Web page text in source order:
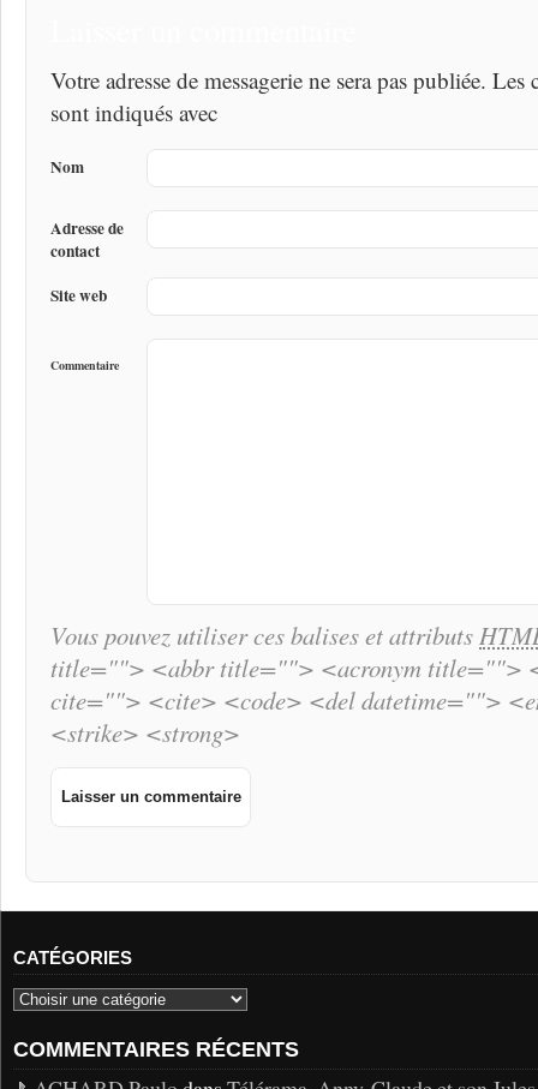
Votre adresse de messagerie ne sera pas publiée.
sont indiqués avec
Nom
Adresse de
contact
Site web
Commentaire
Vous pouvez utiliser ces balises et attributs
title=""> <abbr title=""> <acronym title="">
cite=""> <cite> <code> <del datetime="">
<strike> <strong>
CATÉGORIES
COMMENTAIRES RÉCENTS